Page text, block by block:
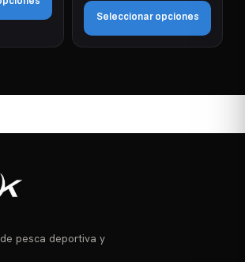
desde
Seleccionar opciones
tiene
variantes.
en
pesca deportiva y